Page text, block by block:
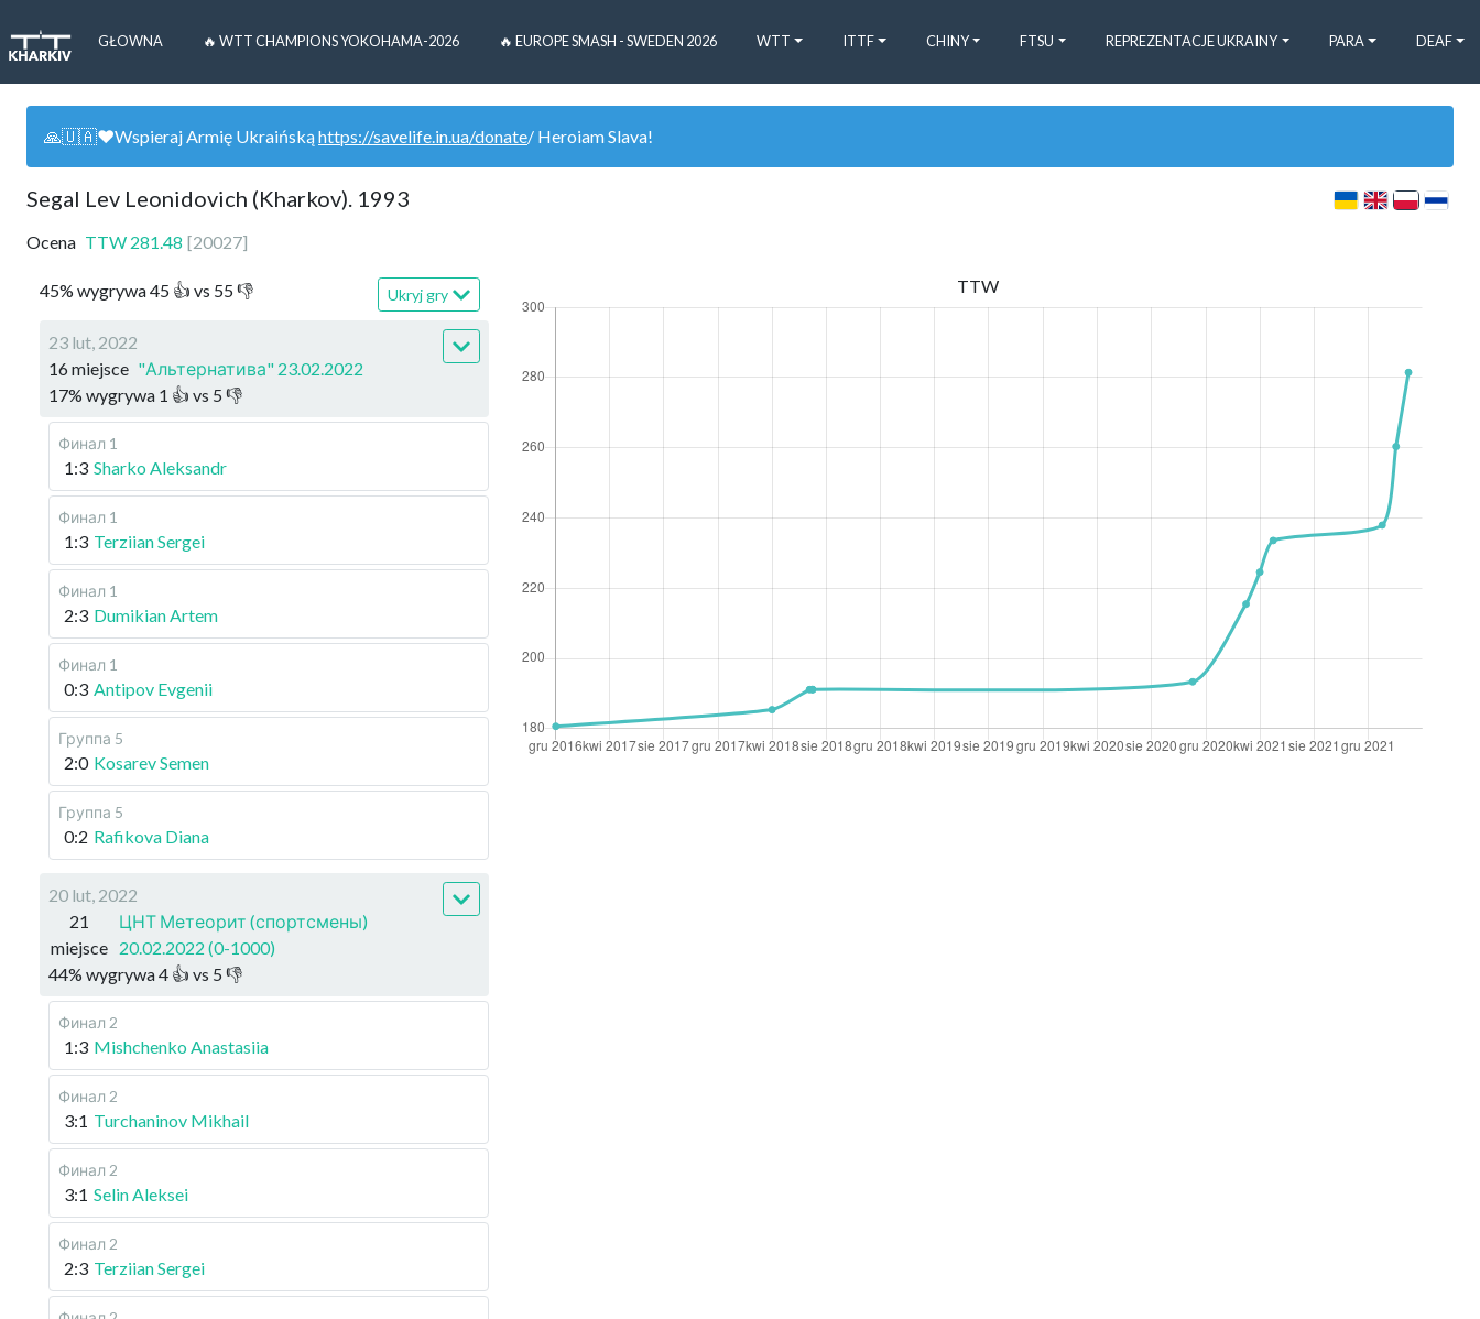
GŁOWNA 🔥 WTT CHAMPIONS YOKOHAMA-2026 🔥 EUROPE SMASH - SWEDEN 2026 WTT ITTF CHINY FTSU REPREZENTACJE UKRAINY PARA DEAF
🙏🇺🇦❤️Wspieraj Armię Ukraińskąhttps://savelife.in.ua/donate/ Heroiam Slava!
Segal Lev Leonidovich (Kharkov). 1993
Ocena TTW 281.48 [20027]
45% wygrywa45 👍 vs 55👎 Ukryj gry
23 lut, 2022
16 miejsce "Альтернатива" 23.02.2022
17% wygrywa 1 👍 vs 5 👎
Финал 1
1:3 Sharko Aleksandr
Финал 1
1:3 Terziian Sergei
Финал 1
2:3 Dumikian Artem
Финал 1
0:3 Antipov Evgenii
Группа 5
2:0 Kosarev Semen
Группа 5
0:2 Rafikova Diana
20 lut, 2022
21
miejsce
ЦНТ Метеорит (спортсмены)
20.02.2022 (0-1000)
44% wygrywa4 👍 vs 5 👎
Финал 2
1:3 Mishchenko Anastasiia
Финал 2
3:1 Turchaninov Mikhail
Финал 2
3:1 Selin Aleksei
Финал 2
2:3 Terziian Sergei
TTW